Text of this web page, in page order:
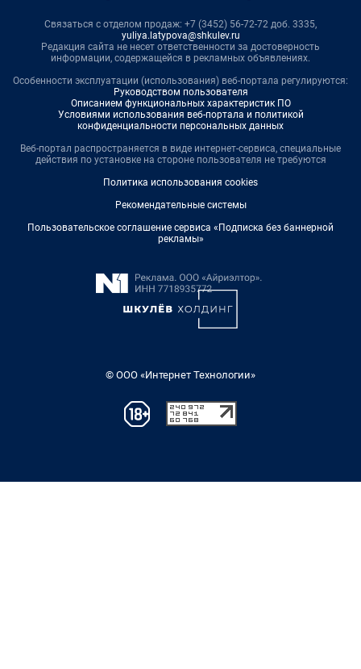
Связаться с отделом продаж: +7 (3452) 56-72-72 доб. 3335,
yuliya.latypova@shkulev.ru
Редакция сайта не несет ответственности за достоверность
информации, содержащейся в рекламных объявлениях.
Особенности эксплуатации (использования) веб-портала регулируются:
Руководством пользователя
Описанием функциональных характеристик ПО
Условиями использования веб-портала и политикой
конфиденциальности персональных данных
Веб-портал распространяется в виде интернет-сервиса, специальные
действия по установке на стороне пользователя не требуются
Политика использования cookies
Рекомендательные системы
Пользовательское соглашение сервиса «Подписка без баннерной
рекламы»
© ООО «Интернет Технологии»